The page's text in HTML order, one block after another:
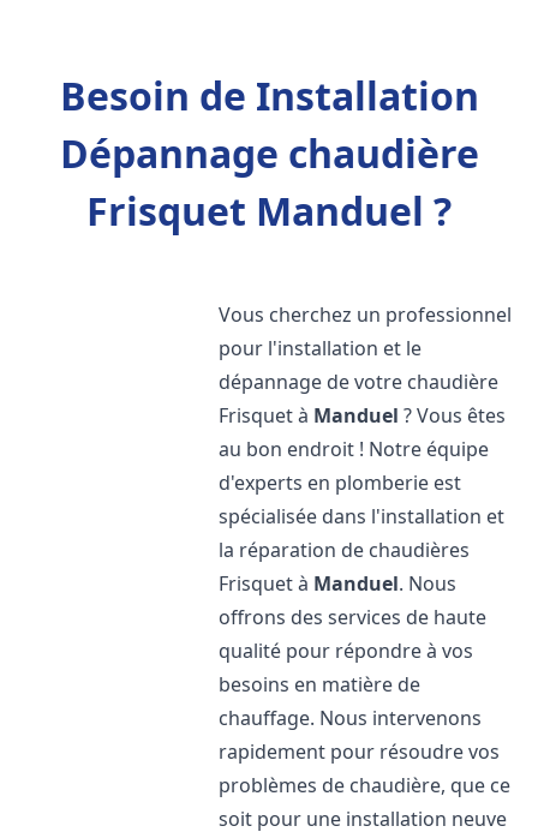
Besoin de Installation
Dépannage chaudière
Frisquet Manduel ?
Vous cherchez un professionnel
pour l'installation et le
dépannage de votre chaudière
Frisquet à Manduel ? Vous êtes
au bon endroit ! Notre équipe
d'experts en plomberie est
spécialisée dans l'installation et
la réparation de chaudières
Frisquet à Manduel. Nous
offrons des services de haute
qualité pour répondre à vos
besoins en matière de
chauffage. Nous intervenons
rapidement pour résoudre vos
problèmes de chaudière, que ce
soit pour une installation neuve